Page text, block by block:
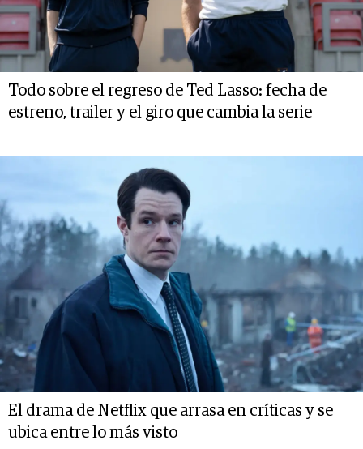
Todo sobre el regreso de Ted Lasso: fecha de
estreno, trailer y el giro que cambia la serie
El drama de Netflix que arrasa en críticas y se
ubica entre lo más visto